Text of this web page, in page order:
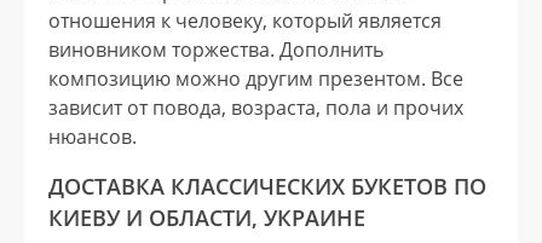
отношения к человеку, который является
виновником торжества. Дополнить
композицию можно другим презентом. Все
зависит от повода, возраста, пола и прочих
нюансов.
ДОСТАВКА КЛАССИЧЕСКИХ БУКЕТОВ ПО
КИЕВУ И ОБЛАСТИ, УКРАИНЕ